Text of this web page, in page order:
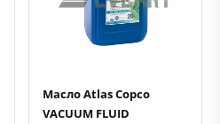
Быстрый просмотрДобавить к сравнению
Масло Atlas Copco
VACUUM FLUID